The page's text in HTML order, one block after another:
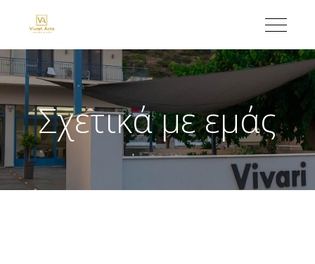
Σχετικά με εμάς